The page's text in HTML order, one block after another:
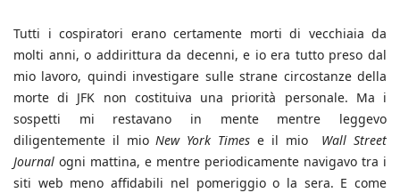
Tutti i cospiratori erano certamente morti di vecchiaia da
molti anni, o addirittura da decenni, e io era tutto preso dal
mio lavoro, quindi investigare sulle strane circostanze della
morte di JFK non costituiva una priorità personale. Ma i
sospetti mi restavano in mente mentre leggevo
diligentemente il mioNew York Times e il mio Wall Street
Journal ogni mattina, e mentre periodicamente navigavo tra i
siti web meno affidabili nel pomeriggio o la sera. E come